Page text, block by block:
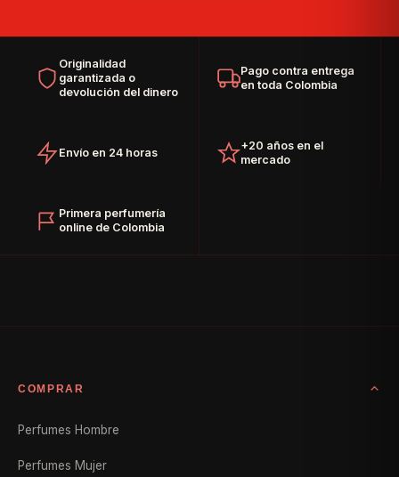
Originalidad
garantizada o
devolución del dinero
Pago contra entrega
en toda Colombia
Envío en 24 horas
+20 años en el
mercado
Primera perfumería
online de Colombia
COMPRAR
Perfumes Hombre
Perfumes Mujer